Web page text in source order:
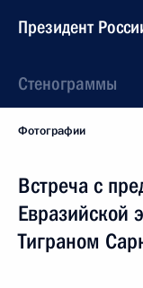
Президент
Стенограммы
Фотографии
Встреча с
Евразийской
Тиграном